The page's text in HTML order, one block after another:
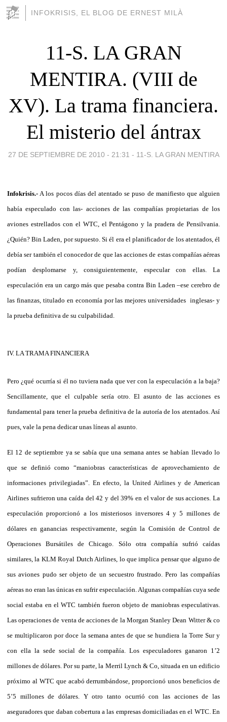
INFOKRISIS, EL BLOG DE ERNEST MILÀ
11-S. LA GRAN
MENTIRA. (VIII de
XV). La trama financiera.
El misterio del ántrax
27 DE SEPTIEMBRE DE 2010 - 21:31 - 11-S. LA GRAN MENTIRA
Infokrisis.- A los pocos días del atentado se puso de manifiesto que alguien
había especulado con las- acciones de las compañías propietarias de los
aviones estrellados con el WTC, el Pentágono y la pradera de Pensilvania.
¿Quién? Bin Laden, por supuesto. Si él era el planificador de los atentados, él
debía ser también el conocedor de que las acciones de estas compañías aéreas
podían desplomarse y, consiguientemente, especular con ellas. La
especulación era un cargo más que pesaba contra Bin Laden –ese cerebro de
las finanzas, titulado en economía por las mejores universidades inglesas- y
la prueba definitiva de su culpabilidad.
IV. LA TRAMA FINANCIERA
Pero ¿qué ocurría si él no tuviera nada que ver con la especulación a la baja?
Sencillamente, que el culpable sería otro. El asunto de las acciones es
fundamental para tener la prueba definitiva de la autoría de los atentados. Así
pues, vale la pena dedicar unas líneas al asunto.
El 12 de septiembre ya se sabía que una semana antes se habían llevado lo
que se definió como “maniobras características de aprovechamiento de
informaciones privilegiadas”. En efecto, la United Airlines y de American
Airlines sufrieron una caída del 42 y del 39% en el valor de sus acciones. La
especulación proporcionó a los misteriosos inversores 4 y 5 millones de
dólares en ganancias respectivamente, según la Comisión de Control de
Operaciones Bursátiles de Chicago. Sólo otra compañía sufrió caídas
similares, la KLM Royal Dutch Airlines, lo que implica pensar que alguno de
sus aviones pudo ser objeto de un secuestro frustrado. Pero las compañías
aéreas no eran las únicas en sufrir especulación. Algunas compañías cuya sede
social estaba en el WTC también fueron objeto de maniobras especulativas.
Las operaciones de venta de acciones de la Morgan Stanley Dean Witter & co
se multiplicaron por doce la semana antes de que se hundiera la Torre Sur y
con ella la sede social de la compañía. Los especuladores ganaron 1’2
millones de dólares. Por su parte, la Merril Lynch & Co, situada en un edificio
próximo al WTC que acabó derrumbándose, proporcionó unos beneficios de
5’5 millones de dólares. Y otro tanto ocurrió con las acciones de las
aseguradores que daban cobertura a las empresas domiciliadas en el WTC. En